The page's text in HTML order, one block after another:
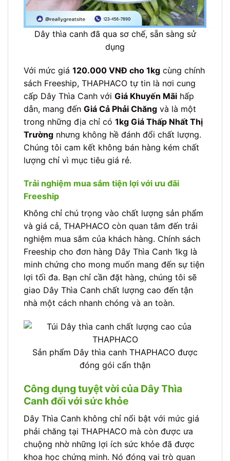
Dây thìa canh đã qua sơ chế, sẵn sàng sử
dụng
Với mức giá 120.000 VNĐ cho 1kg cùng chính
sách Freeship, THAPHACO tự tin là nơi cung
cấp Dây Thìa Canh với Giá Khuyến Mãi hấp
dẫn, mang đến Giá Cả Phải Chăng và là một
trong những địa chỉ có 1kg Giá Thấp Nhất Thị
Trường nhưng không hề đánh đổi chất lượng.
Chúng tôi cam kết không bán hàng kém chất
lượng chỉ vì mục tiêu giá rẻ.
Trải nghiệm mua sắm tiện lợi với ưu đãi
Freeship
Không chỉ chú trọng vào chất lượng sản phẩm
và giá cả, THAPHACO còn quan tâm đến trải
nghiệm mua sắm của khách hàng. Chính sách
Freeship cho đơn hàng Dây Thìa Canh 1kg là
minh chứng cho mong muốn mang đến sự tiện
lợi tối đa. Bạn chỉ cần đặt hàng, chúng tôi sẽ
giao Dây Thìa Canh chất lượng cao đến tận
nhà một cách nhanh chóng và an toàn.
Sản phẩm Dây thìa canh THAPHACO được
đóng gói cẩn thận
Công dụng tuyệt vời của Dây Thìa
Canh đối với sức khỏe
Dây Thìa Canh không chỉ nổi bật với mức giá
phải chăng tại THAPHACO mà còn được ưa
chuộng nhờ những lợi ích sức khỏe đã được
khoa học chứng minh. Nó đóng vai trò quan